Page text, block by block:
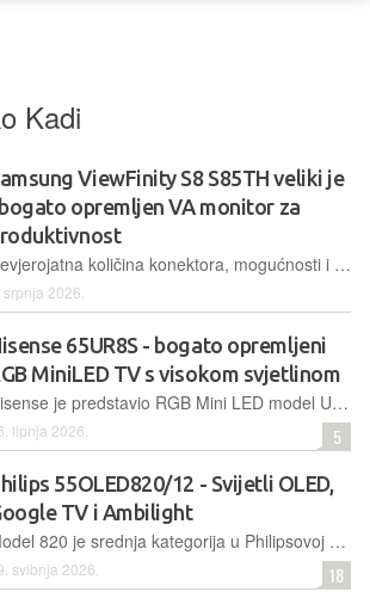
Kadi
ViewFinity S8 S85TH veliki je
opremljen VA monitor za
Nevjerojatna količina konektora, mogućnosti i ponajviše veliki 40'' zakrivljeni VA panel visoke rezolucije prednosti su ovog monitora iz ViewFinity serije namijenjene kreativnim korisnicima i ostalima kojima treba velika količina ekranskog prostora
srpnja 2026.
65UR8S - bogato opremljeni
MiniLED TV s visokom svjetlinom
Hisense je predstavio RGB Mini LED model UR8S koji je za stepenicu niže od najjačeg dostupnog modela. Svaka LED-ica ima crvenu, zelenu i plavu diodu zasebno što rezultira bogatim prikazom boja i visokom svjetlinom
lipnja 2026. 5
55OLED820/12 - Svijetli OLED,
TV i Ambilight
Model 820 je srednja kategorija u Philipsovoj ponudi i nudi odličan omjer kvalitete prikaza, mogućnosti i opremljenosti uz cijenu, koja je sada nakon nekoliko mjeseci prisutnosti na našem tržištu vrlo konkurentna
svibnja 2026. 18